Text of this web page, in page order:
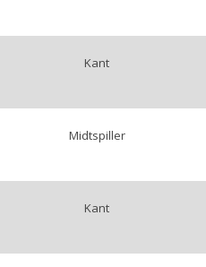
Kant
Midtspiller
Kant